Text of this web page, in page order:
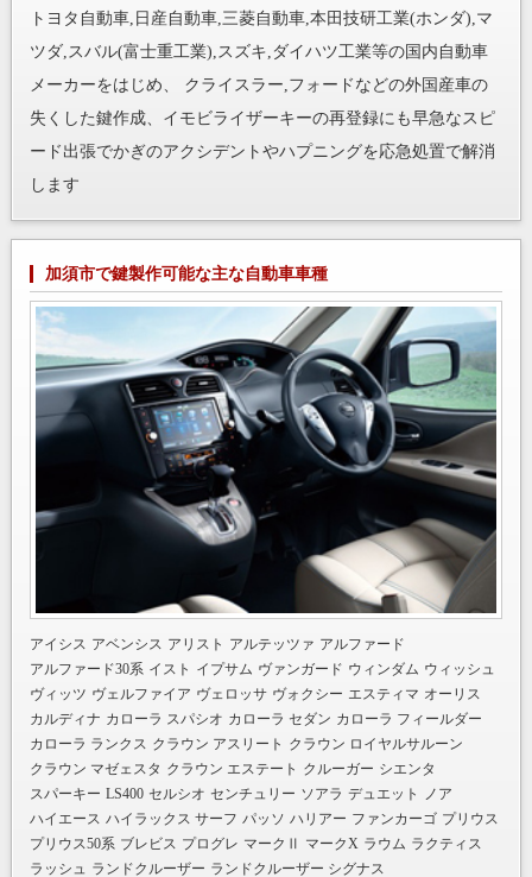
トヨタ自動車,日産自動車,三菱自動車,本田技研工業(ホンダ),マ
ツダ,スバル(富士重工業),スズキ,ダイハツ工業等の国内自動車
メーカーをはじめ、 クライスラー,フォードなどの外国産車の
失くした鍵作成、イモビライザーキーの再登録にも早急なスピ
ード出張でかぎのアクシデントやハプニングを応急処置で解消
します
加須市で鍵製作可能な主な自動車車種
アイシス アベンシス アリスト アルテッツァ アルファード
アルファード30系 イスト イプサム ヴァンガード ウィンダム ウィッシュ
ヴィッツ ヴェルファイア ヴェロッサ ヴォクシー エスティマ オーリス
カルディナ カローラ スパシオ カローラ セダン カローラ フィールダー
カローラ ランクス クラウン アスリート クラウン ロイヤルサルーン
クラウン マゼェスタ クラウン エステート クルーガー シエンタ
スパーキー LS400 セルシオ センチュリー ソアラ デュエット
ノア
ハイエース ハイラックス サーフ パッソ ハリアー ファンカーゴ プリウス
プリウス50系 ブレビス プログレ マークⅡ マークX ラウム ラクティス
ラッシュ ランドクルーザー ランドクルーザー シグナス